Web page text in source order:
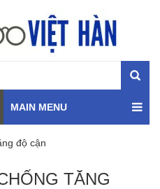
MAIN MENU
độ cận
TĂNG